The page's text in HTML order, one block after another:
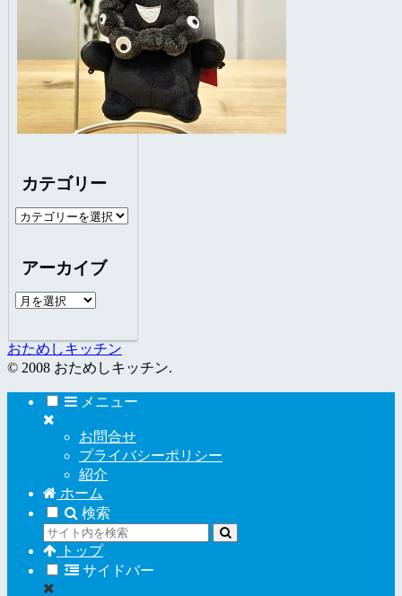
カテゴリー
カ
リ
ー
アーカイブ
ア
カ
イ
ブ
おためしキッチン
© 2008 おためしキッチン.
メニュー
お問合せ
プライバシーポリシー
紹介
ホーム
検索
トップ
サイドバー